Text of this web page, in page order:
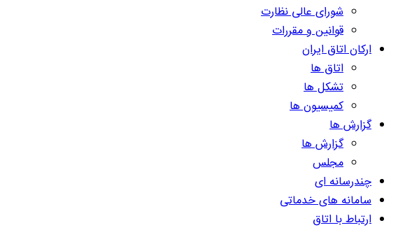
شورای عالی نظارت
قوانین و مقررات
ارکان اتاق ایران
اتاق ها
تشکل ها
کمیسیون ها
گزارش ها
گزارش ها
مجلس
چندرسانه ای
سامانه های خدماتی
ارتباط با اتاق